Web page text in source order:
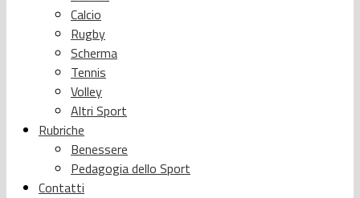
Calcio
Rugby
Scherma
Tennis
Volley
Altri Sport
Rubriche
Benessere
Pedagogia dello Sport
Contatti